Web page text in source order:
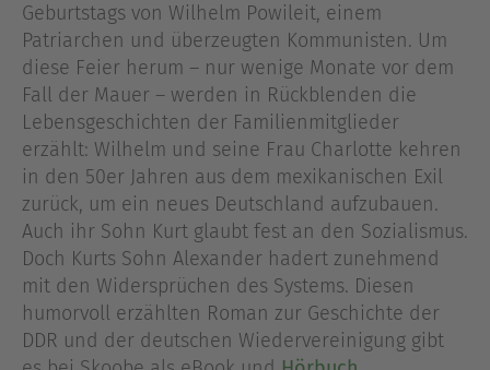
Geburtstags von Wilhelm Powileit, einem
Patriarchen und überzeugten Kommunisten. Um
diese Feier herum – nur wenige Monate vor dem
Fall der Mauer – werden in Rückblenden die
Lebensgeschichten der Familienmitglieder
erzählt: Wilhelm und seine Frau Charlotte kehren
in den 50er Jahren aus dem mexikanischen Exil
zurück, um ein neues Deutschland aufzubauen.
Auch ihr Sohn Kurt glaubt fest an den Sozialismus.
Doch Kurts Sohn Alexander hadert zunehmend
mit den Widersprüchen des Systems. Diesen
humorvoll erzählten Roman zur Geschichte der
DDR und der deutschen Wiedervereinigung gibt